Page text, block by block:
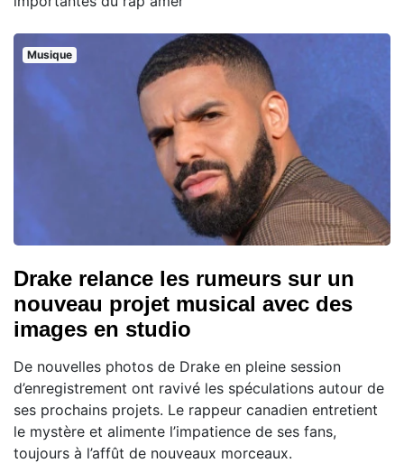
Musique
Drake relance les rumeurs sur un
nouveau projet musical avec des
images en studio
De nouvelles photos de Drake en pleine session
d’enregistrement ont ravivé les spéculations autour de
ses prochains projets. Le rappeur canadien entretient
le mystère et alimente l’impatience de ses fans,
toujours à l’affût de nouveaux morceaux.